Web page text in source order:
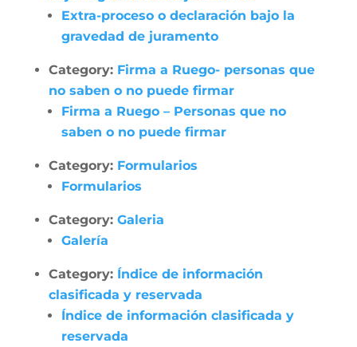
Extra-proceso o declaración bajo la
gravedad de juramento
Category: Firma a Ruego- personas que
no saben o no puede firmar
Firma a Ruego – Personas que no
saben o no puede firmar
Category: Formularios
Formularios
Category: Galeria
Galería
Category: Índice de información
clasificada y reservada
Índice de información clasificada y
reservada